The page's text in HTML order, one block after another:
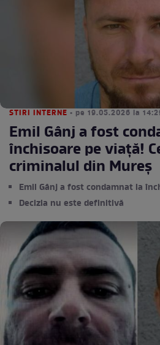
STIRI INTERNE • pe 19.05.2026 la
Emil Gânj a fost
închisoare pe viață!
criminalul din Mureș
Emil Gânj a fost condamnat la
Decizia nu este definitivă